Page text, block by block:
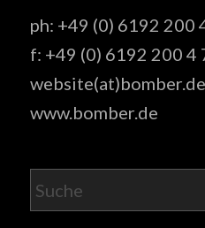
ph: +49 (0) 6192 200
f: +49 (0) 6192 200 4
website(at)bomber.de
www.bomber.de